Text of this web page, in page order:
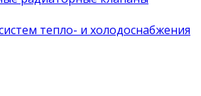
тепло- и холодоснабжения